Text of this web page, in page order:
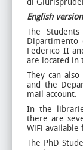
di
English
The
Dipartimento
Federico II
are located in
They can
and the
mail account.
In the
there are
WiFi available
The PhD